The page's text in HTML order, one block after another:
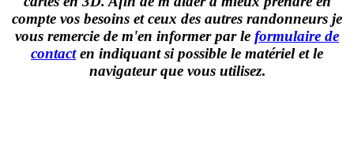
compte vos besoins et ceux des autres randonneurs je
vous remercie de m'en informer par le formulaire de
contacten indiquant si possible le matériel et le
navigateur que vous utilisez.